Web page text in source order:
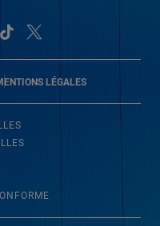
LÉGALES